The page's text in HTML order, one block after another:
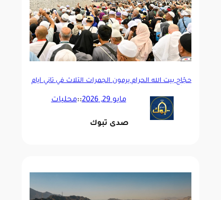
حجّاج بيت الله الحرام يرمون الجمرات الثلاث في ثاني أيام
مايو 29, 2026 ::محليات
صدى تبوك